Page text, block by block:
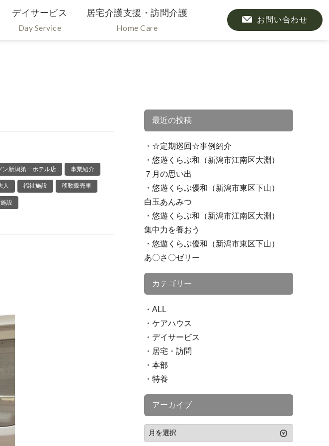
デイサービス
Day Service
居宅介護支援・訪問介護
Home Care
お問い合わせ
ン新潟第一ホテル店 事業紹介
人 福祉施設 移動販売車
設
最近の投稿
☆定期巡回☆事例紹介
悠遊くらぶ和（新潟市江南区大淵）
７月の思い出
悠遊くらぶ優和（新潟市東区下山）
白玉あんみつ
悠遊くらぶ和（新潟市江南区大淵）
集中力を養おう
悠遊くらぶ優和（新潟市東区下山）
あ〇さ〇ゼリー
カテゴリー
ALL
ケアハウス
デイサービス
居宅・訪問
本部
特養
アーカイブ